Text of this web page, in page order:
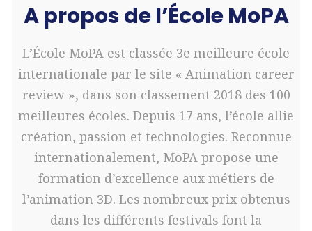
A propos de l’École MoPA
L’École MoPA est classée 3e meilleure école
internationale par le site « Animation career
review », dans son classement 2018 des 100
meilleures écoles. Depuis 17 ans, l’école allie
création, passion et technologies. Reconnue
internationalement, MoPA propose une
formation d’excellence aux métiers de
l’animation 3D. Les nombreux prix obtenus
dans les différents festivals font la